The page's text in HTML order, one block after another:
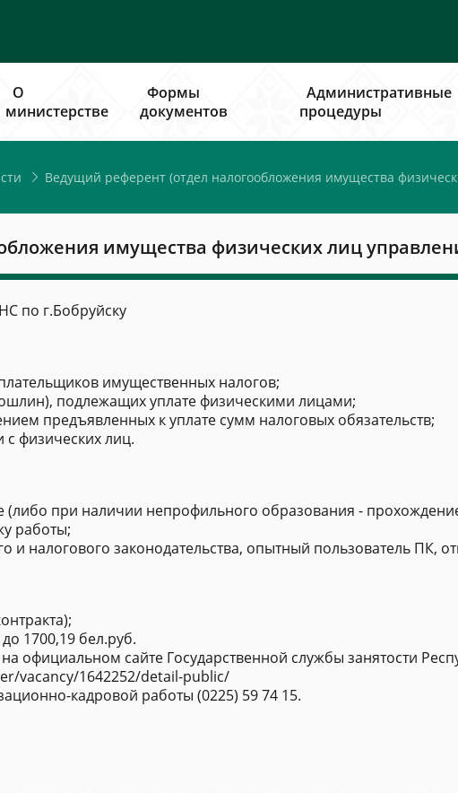
О
министерстве
Формы
документов
Административные
процедуры
Ведущий референт (отдел налогообложения имущества
имущества физических лиц
по г.Бобруйску
имущественных налогов;
подлежащих уплате физическими лицами;
предъявленных к уплате сумм налоговых обязательств;
физических лиц.
при наличии непрофильного образования -
работы;
и налогового законодательства, опытный пользователь ПК,
1700,19 бел.руб.
официальном сайте Государственной службы занятости
vacancy/1642252/detail-public/
кадровой работы (0225) 59 74 15.